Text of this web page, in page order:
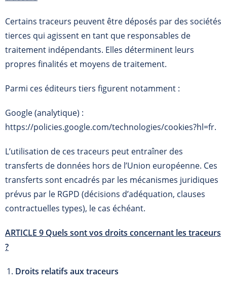
Certains traceurs peuvent être déposés par des sociétés
tierces qui agissent en tant que responsables de
traitement indépendants. Elles déterminent leurs
propres finalités et moyens de traitement.
Parmi ces éditeurs tiers figurent notamment :
Google (analytique) :
https://policies.google.com/technologies/cookies?hl=fr.
L’utilisation de ces traceurs peut entraîner des
transferts de données hors de l’Union européenne. Ces
transferts sont encadrés par les mécanismes juridiques
prévus par le RGPD (décisions d’adéquation, clauses
contractuelles types), le cas échéant.
ARTICLE 9 Quels sont vos droits concernant les traceurs
?
Droits relatifs aux traceurs